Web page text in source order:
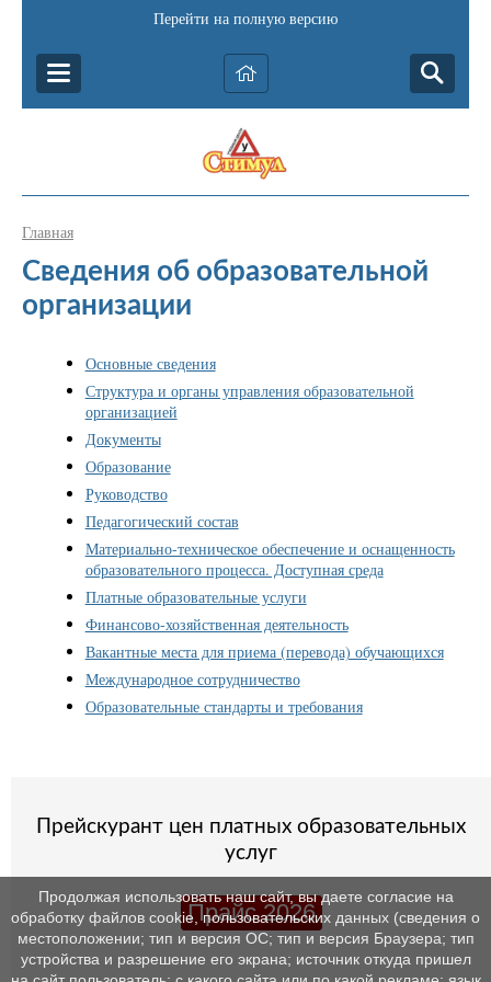
Перейти на полную версию
Главная
Сведения об образовательной
организации
Основные сведения
Структура и органы управления образовательной
организацией
Документы
Образование
Руководство
Педагогический состав
Материально-техническое обеспечение и оснащенность
образовательного процесса. Доступная среда
Платные образовательные услуги
Финансово-хозяйственная деятельность
Вакантные места для приема (перевода) обучающихся
Международное сотрудничество
Образовательные стандарты и требования
Прейскурант цен платных образовательных
услуг
Прайс 2026
Продолжая использовать наш сайт, вы даете согласие на
обработку файлов cookie, пользовательских данных (сведения о
местоположении; тип и версия ОС; тип и версия Браузера; тип
устройства и разрешение его экрана; источник откуда пришел